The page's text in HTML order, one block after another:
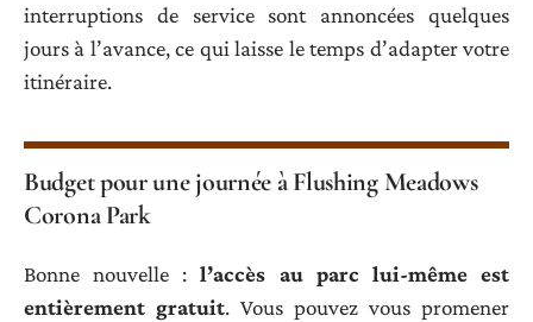
interruptions de service sont annoncées quelques
jours à l’avance, ce qui laisse le temps d’adapter votre
itinéraire.
Budget pour une journée à Flushing Meadows
Corona Park
Bonne nouvelle :l’accès au parc lui-même est
entièrement gratuit. Vous pouvez vous promener